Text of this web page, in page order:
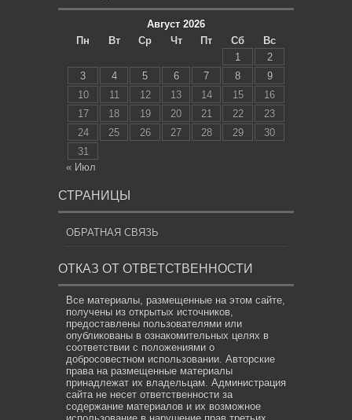
Август 2026
Пн
Вт Ср Чт Пт Сб
Вс
1
2
3
4 5 6 7 8
9
10
11 12 13 14 15
16
17
18 19 20 21 22
23
24
25 26 27 28 29
30
31
« Июл
СТРАНИЦЫ
ОБРАТНАЯ СВЯЗЬ
ОТКАЗ ОТ ОТВЕТСТВЕННОСТИ
Все материалы, размещенные на этом сайте,
получены из открытых источников,
предоставлены пользователями или
опубликованы в ознакомительных целях в
соответствии с положениями о
добросовестном использовании. Авторские
права на размещенные материалы
принадлежат их владельцам. Администрация
сайта не несет ответственности за
содержание материалов и их возможное